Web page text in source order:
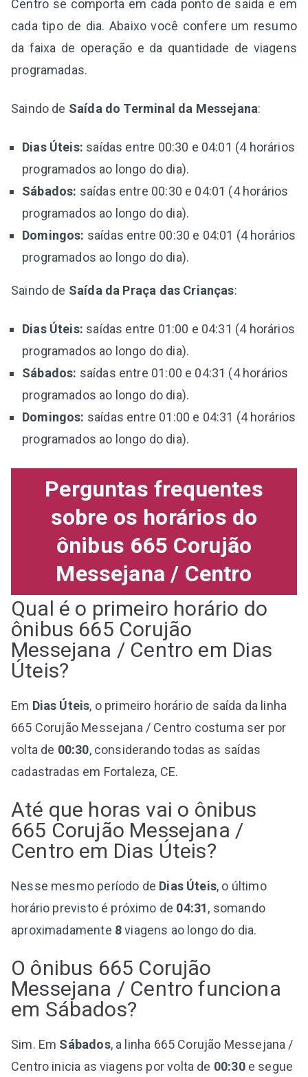
Centro se comporta em cada ponto de saída e em
cada tipo de dia. Abaixo você confere um resumo
da faixa de operação e da quantidade de viagens
programadas.
Saindo de Saída do Terminal da Messejana:
Dias Úteis: saídas entre 00:30 e 04:01 (4 horários
programados ao longo do dia).
Sábados: saídas entre 00:30 e 04:01 (4 horários
programados ao longo do dia).
Domingos: saídas entre 00:30 e 04:01 (4 horários
programados ao longo do dia).
Saindo de Saída da Praça das Crianças:
Dias Úteis: saídas entre 01:00 e 04:31 (4 horários
programados ao longo do dia).
Sábados: saídas entre 01:00 e 04:31 (4 horários
programados ao longo do dia).
Domingos: saídas entre 01:00 e 04:31 (4 horários
programados ao longo do dia).
Perguntas frequentes
sobre os horários do
ônibus 665 Corujão
Messejana / Centro
Qual é o primeiro horário do
ônibus 665 Corujão
Messejana / Centro em Dias
Úteis?
Em Dias Úteis, o primeiro horário de saída da linha
665 Corujão Messejana / Centro costuma ser por
volta de 00:30, considerando todas as saídas
cadastradas em Fortaleza, CE.
Até que horas vai o ônibus
665 Corujão Messejana /
Centro em Dias Úteis?
Nesse mesmo período de Dias Úteis, o último
horário previsto é próximo de 04:31, somando
aproximadamente 8viagens ao longo do dia.
O ônibus 665 Corujão
Messejana / Centro funciona
em Sábados?
Sim. Em Sábados, a linha 665 Corujão Messejana /
Centro inicia as viagens por volta de 00:30e segue